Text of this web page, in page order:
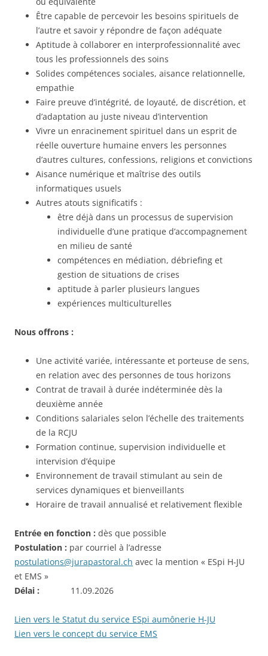
Être capable de percevoir les besoins spirituels de
l’autre et savoir y répondre de façon adéquate
Aptitude à collaborer en interprofessionnalité avec
tous les professionnels des soins
Solides compétences sociales, aisance relationnelle,
empathie
Faire preuve d’intégrité, de loyauté, de discrétion, et
d’adaptation au juste niveau d’intervention
Vivre un enracinement spirituel dans un esprit de
réelle ouverture humaine envers les personnes
d’autres cultures, confessions, religions et convictions
Aisance numérique et maîtrise des outils
informatiques usuels
Autres atouts significatifs :
être déjà dans un processus de supervision
individuelle d’une pratique d’accompagnement
en milieu de santé
compétences en médiation, débriefing et
gestion de situations de crises
aptitude à parler plusieurs langues
expériences multiculturelles
Nous offrons :
Une activité variée, intéressante et porteuse de sens,
en relation avec des personnes de tous horizons
Contrat de travail à durée indéterminée dès la
deuxième année
Conditions salariales selon l’échelle des traitements
de la RCJU
Formation continue, supervision individuelle et
intervision d’équipe
Environnement de travail stimulant au sein de
services dynamiques et bienveillants
Horaire de travail annualisé et relativement flexible
Entrée en fonction : dès que possible
Postulation : par courriel à l’adresse
postulations@jurapastoral.ch avec la mention « ESpi H-JU
et EMS »
Délai : 11.09.2026
Lien vers le Statut du service ESpi aumônerie H-JU
Lien vers le concept du service EMS